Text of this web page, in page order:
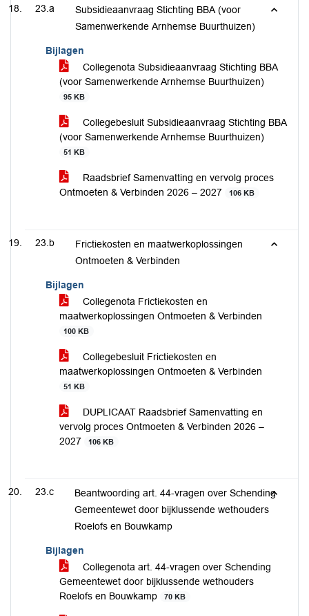
23.a
Subsidieaanvraag Stichting BBA (voor
Samenwerkende Arnhemse Buurthuizen)
Bijlagen
Collegenota Subsidieaanvraag Stichting BBA
(voor Samenwerkende Arnhemse Buurthuizen)
95 KB
Collegebesluit Subsidieaanvraag Stichting BBA
(voor Samenwerkende Arnhemse Buurthuizen)
51 KB
Raadsbrief Samenvatting en vervolg proces
Ontmoeten & Verbinden 2026 – 2027
106 KB
23.b
Frictiekosten en maatwerkoplossingen
Ontmoeten & Verbinden
Bijlagen
Collegenota Frictiekosten en
maatwerkoplossingen Ontmoeten & Verbinden
100 KB
Collegebesluit Frictiekosten en
maatwerkoplossingen Ontmoeten & Verbinden
51 KB
DUPLICAAT Raadsbrief Samenvatting en
vervolg proces Ontmoeten & Verbinden 2026 –
2027
106 KB
23.c
Beantwoording art. 44-vragen over Schending
Gemeentewet door bijklussende wethouders
Roelofs en Bouwkamp
Bijlagen
Collegenota art. 44-vragen over Schending
Gemeentewet door bijklussende wethouders
Roelofs en Bouwkamp
70 KB